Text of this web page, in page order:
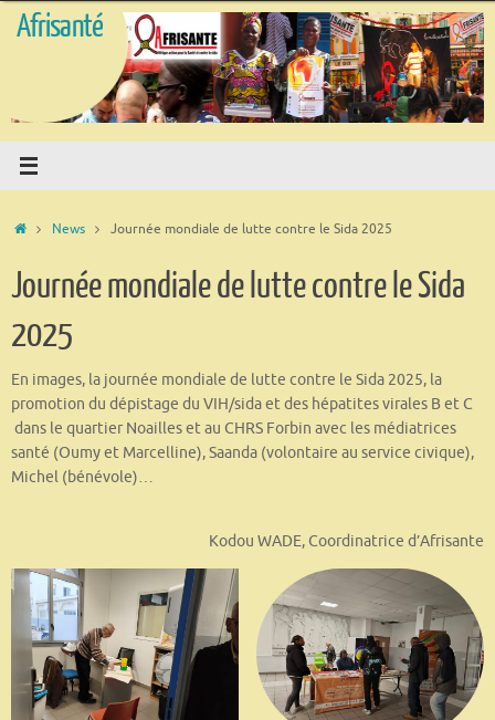
Passer
Afrisanté
Accueil
News Journée mondiale de lutte contre le Sida 2025
Journée mondiale de lutte contre le Sida
2025
En images, la journée mondiale de lutte contre le Sida 2025, la
promotion du dépistage du VIH/sida et des hépatites virales B et C
dans le quartier Noailles et au CHRS Forbin avec les médiatrices
santé (Oumy et Marcelline), Saanda (volontaire au service civique),
Michel (bénévole)…
Kodou WADE, Coordinatrice d’Afrisante